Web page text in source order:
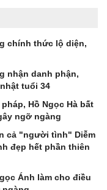
chính thức lộ diện,
nhận danh phận,
tuổi 34
Hồ Ngọc Hà bất
ngỡ ngàng
cả "người tình" Diễm
đẹp hết phần thiên
Ánh làm cho điều